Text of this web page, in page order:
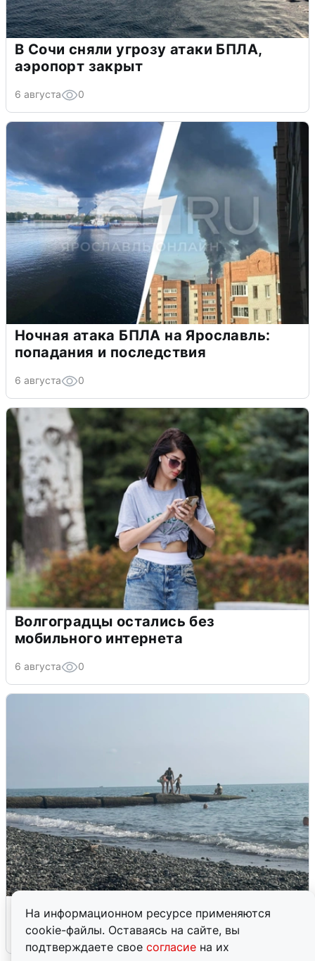
На информационном ресурсе применяются
cookie-файлы. Оставаясь на сайте, вы
подтверждаете свое согласие на их
В Сочи сняли угрозу атаки БПЛА,
аэропорт закрыт
6 августа 0
Ночная атака БПЛА на Ярославль:
попадания и последствия
6 августа 0
Волгоградцы остались без
мобильного интернета
6 августа 0
Сирены в Сочи: новая угроза БПЛА
6 августа 0